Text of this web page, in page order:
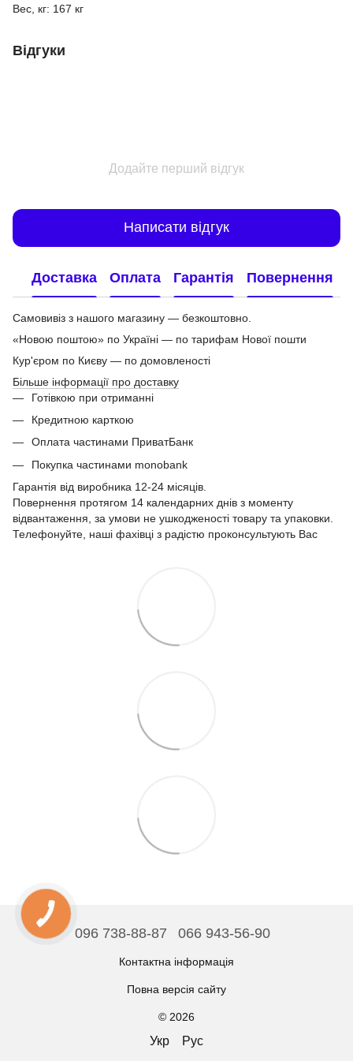
Вес, кг: 167 кг
Відгуки
Додайте перший відгук
Написати відгук
Доставка Оплата Гарантія Повернення
Самовивіз з нашого магазину — безкоштовно.
«Новою поштою» по Україні — по тарифам Нової пошти
Кур'єром по Києву — по домовленості
Більше інформації про доставку
Готівкою при отриманні
Кредитною карткою
Оплата частинами ПриватБанк
Покупка частинами monobank
Гарантія від виробника 12-24 місяців.
Повернення протягом 14 календарних днів з моменту
відвантаження, за умови не ушкодженості товару та упаковки.
Телефонуйте, наші фахівці з радістю проконсультують Вас
096 738-88-87 066 943-56-90
Контактна інформація
Повна версія сайту
© 2026
Укр Рус